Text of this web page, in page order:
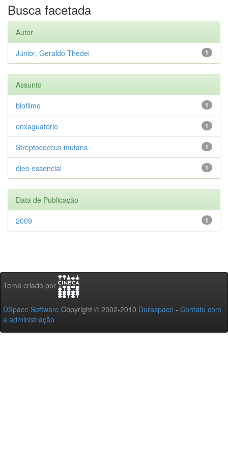
Busca facetada
Autor
1
Júnior, Geraldo Thedei
Assunto
1
biofilme
1
enxaguatório
1
Streptococcus mutans
1
óleo essencial
Data de Publicação
1
2009
Tema criado por
DSpace Software Copyright © 2002-2010 Duraspace - Contato com
a administração